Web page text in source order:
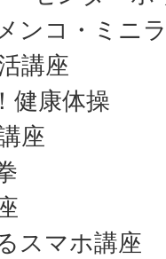
ンコ・ミニ
講座
健康体操
座
スマホ講座